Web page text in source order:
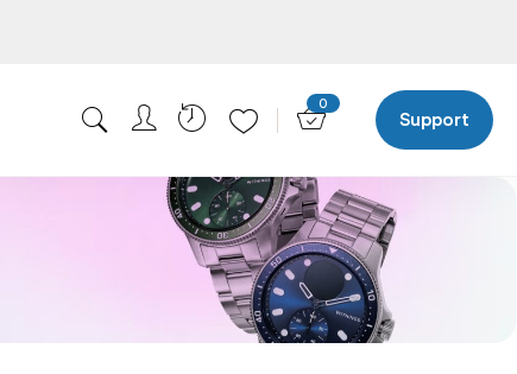
0
Support